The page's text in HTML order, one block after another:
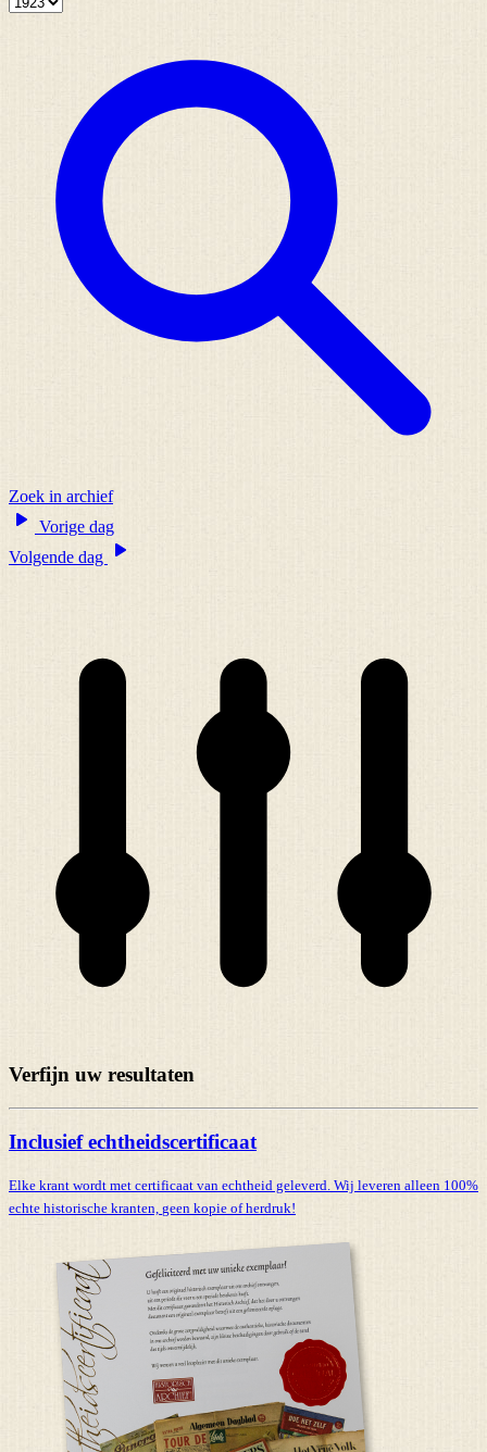
Zoek in archief
Vorige dag
Volgende dag
Verfijn uw resultaten
Inclusief echtheidscertificaat
Elke krant wordt met certificaat van echtheid geleverd. Wij leveren alleen 100%
echte historische kranten, geen kopie of herdruk!